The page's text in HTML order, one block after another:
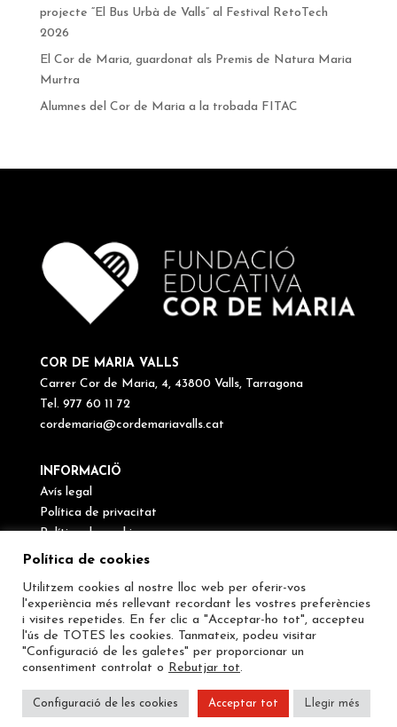
projecte “El Bus Urbà de Valls” al Festival RetoTech
2026
El Cor de Maria, guardonat als Premis de Natura Maria
Murtra
Alumnes del Cor de Maria a la trobada FITAC
COR DE MARIA VALLS
Carrer Cor de Maria, 4, 43800 Valls, Tarragona
Tel. 977 60 11 72
cordemaria@cordemariavalls.cat
INFORMACIÖ
Avís legal
Política de privacitat
Política de cookies
Canal de denúncies
SEGUEIX-NOS
Política de cookies
Utilitzem cookies al nostre lloc web per oferir-vos
l'experiència més rellevant recordant les vostres preferències
i visites repetides. En fer clic a "Acceptar-ho tot", accepteu
l'ús de TOTES les cookies. Tanmateix, podeu visitar
"Configuració de les galetes" per proporcionar un
consentiment controlat o Rebutjar tot.
Configuració de les cookies Acceptar tot Llegir més